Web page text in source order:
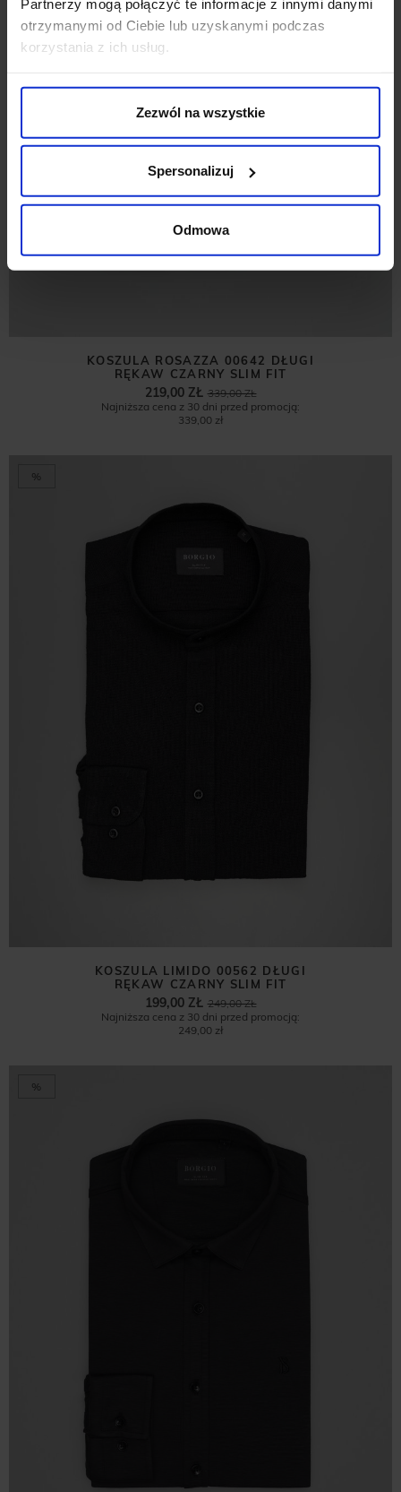
Partnerzy mogą połączyć te informacje z innymi danymi
otrzymanymi od Ciebie lub uzyskanymi podczas
korzystania z ich usług.
Zezwól na wszystkie
Spersonalizuj
Odmowa
KOSZULA ROSAZZA 00642 DŁUGI
RĘKAW CZARNY SLIM FIT
339,00 ZŁ
219,00 ZŁ
Najniższa cena z 30 dni przed promocją:
339,00 zł
%
KOSZULA LIMIDO 00562 DŁUGI
RĘKAW CZARNY SLIM FIT
249,00 ZŁ
199,00 ZŁ
Najniższa cena z 30 dni przed promocją:
249,00 zł
%